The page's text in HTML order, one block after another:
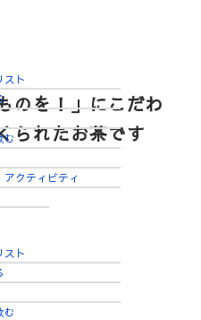
スト
む
アクティビティ
スト
む
のを！」にこだわ
られたお茶です